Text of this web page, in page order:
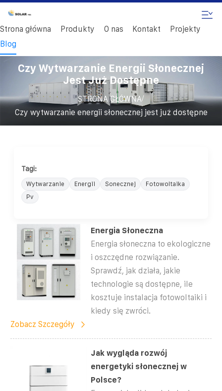
Strona główna Produkty O nas Kontakt
Projekty
Blog
Czy Wytwarzanie Energii Słonecznej
Jest Już Dostępne
STRONA GŁÓWNA/
Czy wytwarzanie energii słonecznej jest już dostępne
Tagi:
Wytwarzanie Energii Sonecznej
Fotowoltaika
Pv
Energia Słoneczna
Energia słoneczna to ekologiczne
i oszczędne rozwiązanie.
Sprawdź, jak działa, jakie
technologie są dostępne, ile
kosztuje instalacja fotowoltaiki i
kiedy się zwróci.
Zobacz Szczegóły
Jak wygląda rozwój
energetyki słonecznej w
Polsce?